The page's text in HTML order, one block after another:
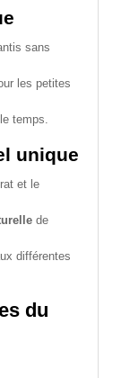
sans
les petites
temps.
unique
et le
de
différentes
du